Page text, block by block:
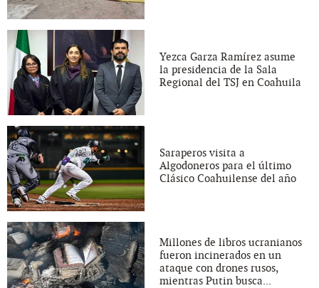
Yezca Garza Ramírez asume
la presidencia de la Sala
Regional del TSJ en Coahuila
Saraperos visita a
Algodoneros para el último
Clásico Coahuilense del año
Millones de libros ucranianos
fueron incinerados en un
ataque con drones rusos,
mientras Putin busca...